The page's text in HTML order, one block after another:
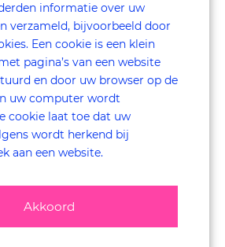
met een feedbackgesprek
meteen uitleggen wat goed ging en
vaak hele waardevolle gesprekken
mensen oprecht blij zijn met eerlijke,
dat geeft mij ook voldoening.
is bijgebleven tijdens
geweest, maar één blijft me
bij een dealer, en tijdens het
informatie over uw
verzameld, bijvoorbeeld door
Een cookie is een klein
pagina’s van een website
en door uw browser op de
uw computer wordt
cookie laat toe dat uw
wordt herkend bij
aan een website.
Akkoord